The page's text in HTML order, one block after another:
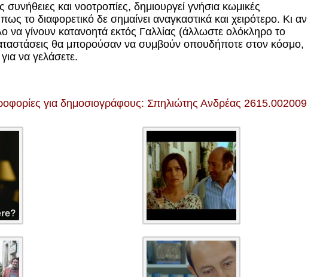
συνήθειες και νοοτροπίες, δημιουργεί γνήσια κωμικές
το διαφορετικό δε σημαίνει αναγκαστικά και χειρότερο. Κι αν
να γίνουν κατανοητά εκτός Γαλλίας (άλλωστε ολόκληρο το
θα μπορούσαν να συμβούν οπουδήποτε στον κόσμο,
να γελάσετε.
για δημοσιογράφους: Σπηλιώτης Ανδρέας 2615.002009